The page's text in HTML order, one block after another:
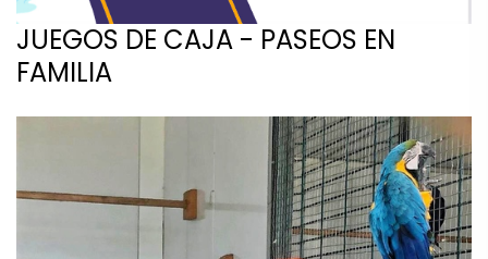
JUEGOS DE CAJA - PASEOS EN
FAMILIA